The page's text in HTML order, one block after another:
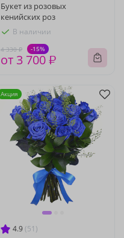
Букет из розовых
кенийских роз
В наличии
4 330 ₽ -15%
от 3 700 ₽
4.9 (51)
Акция